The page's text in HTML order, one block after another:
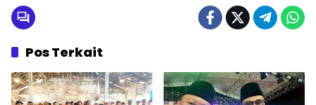
Pos Terkait